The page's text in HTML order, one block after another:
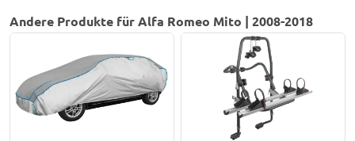
Andere Produkte für Alfa Romeo Mito | 2008-2018